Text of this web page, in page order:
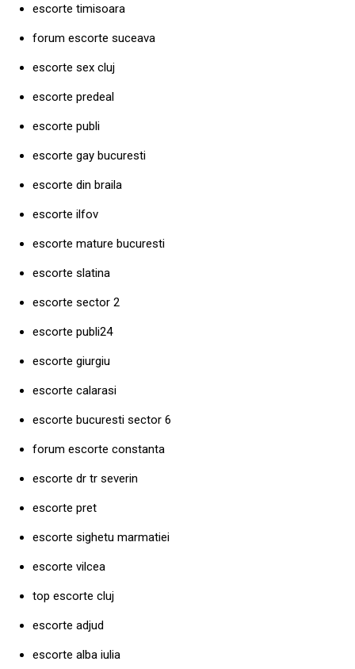
escorte timisoara
forum escorte suceava
escorte sex cluj
escorte predeal
escorte publi
escorte gay bucuresti
escorte din braila
escorte ilfov
escorte mature bucuresti
escorte slatina
escorte sector 2
escorte publi24
escorte giurgiu
escorte calarasi
escorte bucuresti sector 6
forum escorte constanta
escorte dr tr severin
escorte pret
escorte sighetu marmatiei
escorte vilcea
top escorte cluj
escorte adjud
escorte alba iulia